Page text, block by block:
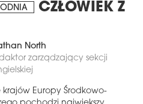
CZŁOWIEK Z
North
zarządzający sekcji
Europy Środkowo-